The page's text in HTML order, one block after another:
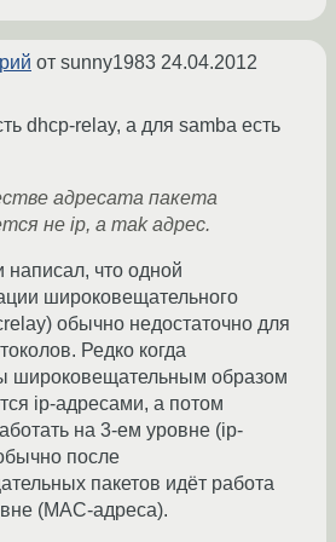
от sunny1983 24.04.2012
dhcp-relay, а для samba есть
адресата пакета
не ip, а mak адрес.
написал, что одной
широковещательного
обычно недостаточно для
Редко когда
широковещательным образом
ip-адресами, а потом
на 3-ем уровне (ip-
после
пакетов идёт работа
(MAC-адреса).